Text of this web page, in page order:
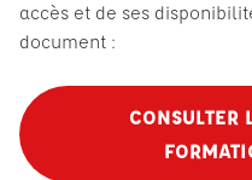
accès et de ses
document :
CONSULTER